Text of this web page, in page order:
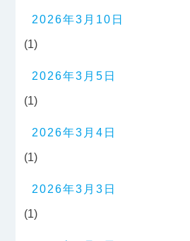
2026年3月10日
(1)
2026年3月5日
(1)
2026年3月4日
(1)
2026年3月3日
(1)